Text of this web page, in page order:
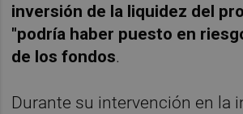
inversión de la liquidez del
"podría haber puesto en
de los fondos.
Durante su intervención en la